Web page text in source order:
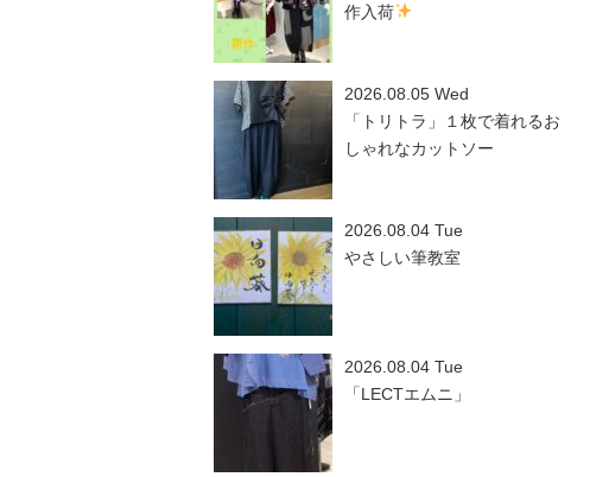
作入荷
2026.08.05 Wed
「トリトラ」１枚で着れるお
しゃれなカットソー
2026.08.04 Tue
やさしい筆教室
2026.08.04 Tue
「LECTエムニ」